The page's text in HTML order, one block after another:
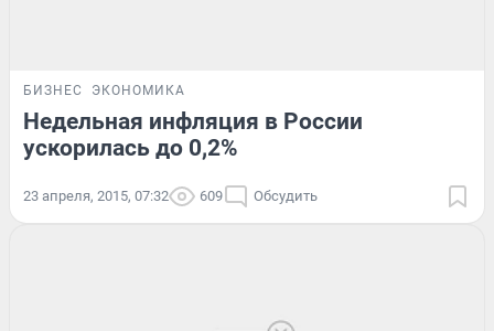
БИЗНЕС ЭКОНОМИКА
Недельная инфляция в России
ускорилась до 0,2%
23 апреля, 2015, 07:32 609 Обсудить